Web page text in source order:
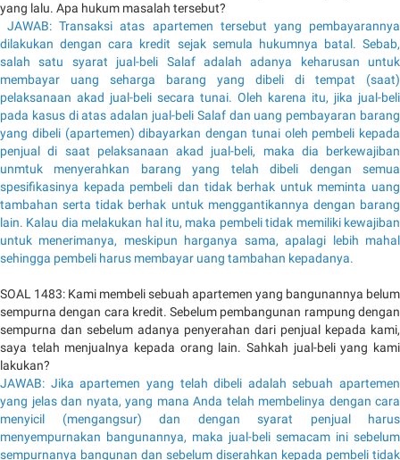
yang lalu. Apa hukum masalah tersebut?
JAWAB: Transaksi atas apartemen tersebut yang pembayarannya
dilakukan dengan cara kredit sejak semula hukumnya batal. Sebab,
salah satu syarat jual-beli Salaf adalah adanya keharusan untuk
membayar uang seharga barang yang dibeli di tempat (saat)
pelaksanaan akad jual-beli secara tunai. Oleh karena itu, jika jual-beli
pada kasus di atas adalan jual-beli Salaf dan uang pembayaran barang
yang dibeli (apartemen) dibayarkan dengan tunai oleh pembeli kepada
penjual di saat pelaksanaan akad jual-beli, maka dia berkewajiban
unmtuk menyerahkan barang yang telah dibeli dengan semua
spesifikasinya kepada pembeli dan tidak berhak untuk meminta uang
tambahan serta tidak berhak untuk menggantikannya dengan barang
lain. Kalau dia melakukan hal itu, maka pembeli tidak memiliki kewajiban
untuk menerimanya, meskipun harganya sama, apalagi lebih mahal
sehingga pembeli harus membayar uang tambahan kepadanya.
SOAL 1483: Kami membeli sebuah apartemen yang bangunannya belum
sempurna dengan cara kredit. Sebelum pembangunan rampung dengan
sempurna dan sebelum adanya penyerahan dari penjual kepada kami,
saya telah menjualnya kepada orang lain. Sahkah jual-beli yang kami
lakukan?
JAWAB: Jika apartemen yang telah dibeli adalah sebuah apartemen
yang jelas dan nyata, yang mana Anda telah membelinya dengan cara
menyicil (mengangsur) dan dengan syarat penjual harus
menyempurnakan bangunannya, maka jual-beli semacam ini sebelum
sempurnanya bangunan dan sebelum diserahkan kepada pembeli tidak